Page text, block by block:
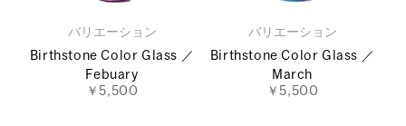
バリエーション
Birthstone Color Glass ／
Febuary
￥5,500
バリエーション
Birthstone Color Glass ／
March
￥5,500